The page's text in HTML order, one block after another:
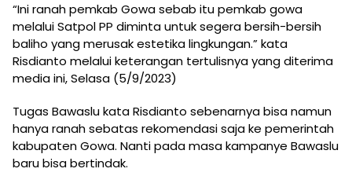
“Ini ranah pemkab Gowa sebab itu pemkab gowa
melalui Satpol PP diminta untuk segera bersih-bersih
baliho yang merusak estetika lingkungan.” kata
Risdianto melalui keterangan tertulisnya yang diterima
media ini, Selasa (5/9/2023)
Tugas Bawaslu kata Risdianto sebenarnya bisa namun
hanya ranah sebatas rekomendasi saja ke pemerintah
kabupaten Gowa. Nanti pada masa kampanye Bawaslu
baru bisa bertindak.